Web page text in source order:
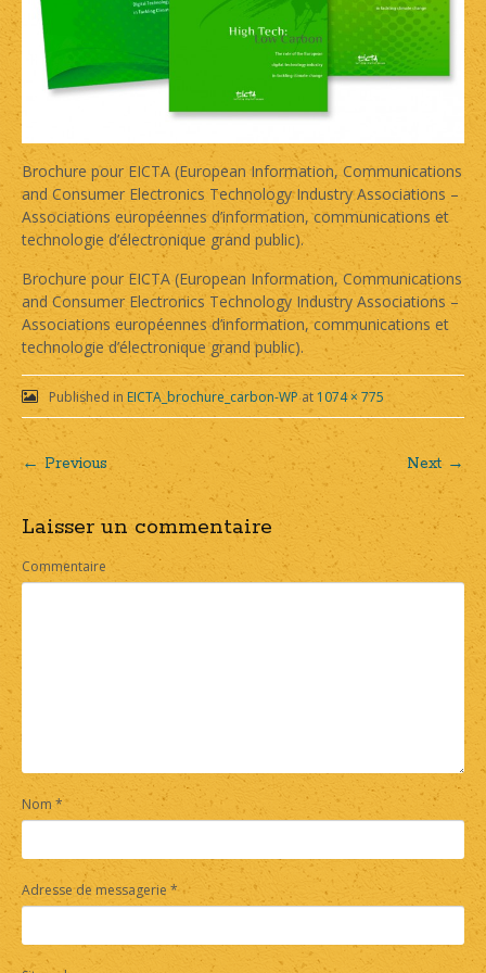
Brochure pour EICTA (European Information, Communications
and Consumer Electronics Technology Industry Associations –
Associations européennes d’information, communications et
technologie d’électronique grand public).
Brochure pour EICTA (European Information, Communications
and Consumer Electronics Technology Industry Associations –
Associations européennes d’information, communications et
technologie d’électronique grand public).
Published in EICTA_brochure_carbon-WPat 1074 × 775
Post
navigation
← Previous Next →
Laisser un commentaire
Commentaire
Nom *
Adresse de messagerie *